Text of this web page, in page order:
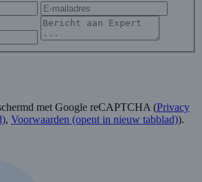
met Google reCAPTCHA (Privacy
, Voorwaarden (opent in nieuw tabblad)).